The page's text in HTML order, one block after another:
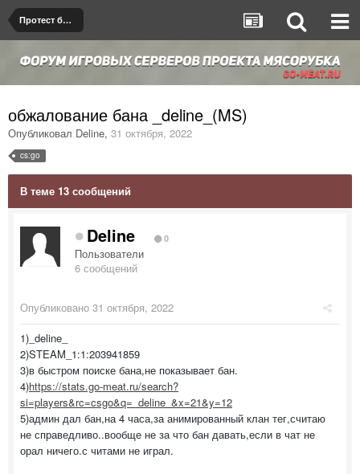
Протест бана/мута
обжалование бана _deline_(MS)
Опубликовал Deline, 31 октября, 2022
cs:go
В теме 13 сообщений
Deline 0
Пользователи
6 сообщений
Опубликовано 31 октября, 2022
1)_deline_
2)STEAM_1:1:203941859
3)в быстром поиске бана,не показывает бан.
4)https://stats.go-meat.ru/search?
si=players&rc=csgo&q=_deline_&x=21&y=12
5)админ дал бан,на 4 часа,за анимированный клан тег,считаю
не справедливо..вообще не за что бан давать,если в чат не
орал ничего.с читами не играл.